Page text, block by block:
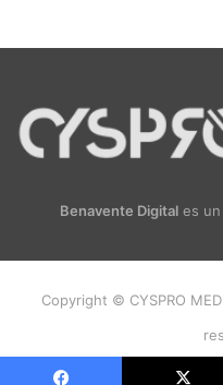
Benavente Digital es
Copyright © CYSPRO